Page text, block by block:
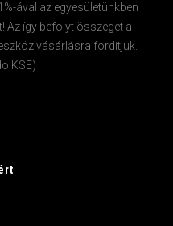
ával az egyesületünkben
Az így befolyt összeget a
vásárlásra fordítjuk.
KSE)